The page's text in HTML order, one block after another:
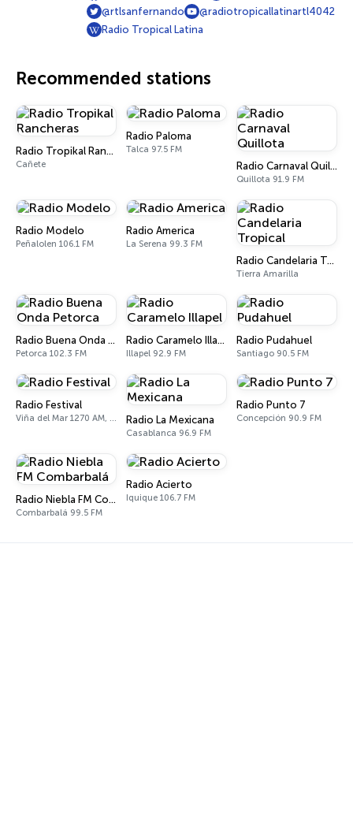
@rtlsanfernando
@radiotropicallatinartl4042
Radio Tropical Latina
Recommended stations
Radio Tropikal Rancheras
Cañete
Radio Paloma
Talca 97.5 FM
Radio Carnaval Quillota
Quillota 91.9 FM
Radio Modelo
Peñalolen 106.1 FM
Radio America
La Serena 99.3 FM
Radio Candelaria Tropical
Tierra Amarilla
Radio Buena Onda Petorca
Petorca 102.3 FM
Radio Caramelo Illapel
Illapel 92.9 FM
Radio Pudahuel
Santiago 90.5 FM
Radio Festival
Viña del Mar 1270 AM, 93.7 FM Radio La Mexicana
Casablanca 96.9 FM
Radio Punto 7
Concepción 90.9 FM
Radio Niebla FM Combarbalá
Combarbalá 99.5 FM
Radio Acierto
Iquique 106.7 FM